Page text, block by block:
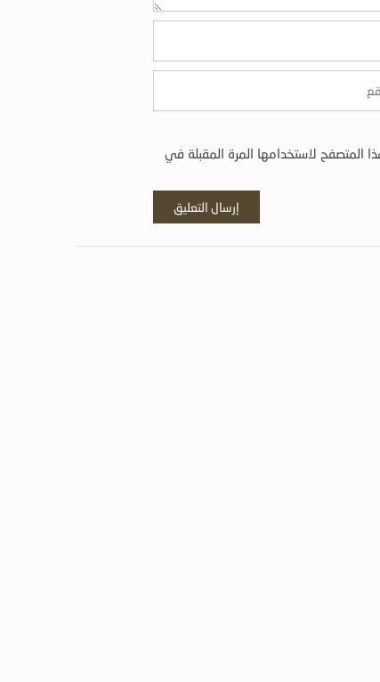
المتصفح لاستخدامها المرة المقبلة في